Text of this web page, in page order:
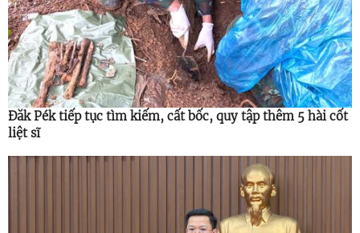
Đăk Pék tiếp tục tìm kiếm, cất bốc, quy tập thêm 5 hài cốt
liệt sĩ